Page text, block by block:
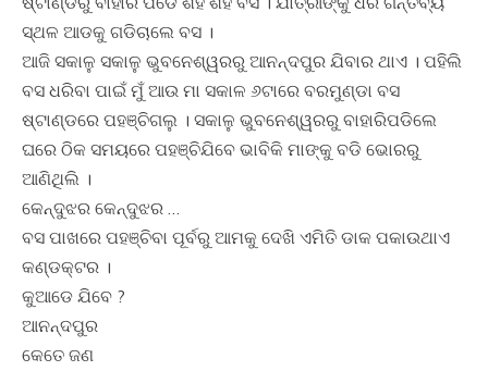
ସ୍ଥଳ ଆଡକୁ ଗଡିଚାଲେ ବସ ।
ଆଜି ସକାଳୁ ସକାଳୁ ଭୁବନେଶ୍ୱରରୁ ଆନନ୍ଦପୁର ଯିବାର ଥାଏ । ପହିଲି
ବସ ଧରିବା ପାଇଁ ମୁଁ ଆଉ ମା ସକାଳ ୬ଟାରେ ବରମୁଣ୍ଡା ବସ
ଷ୍ଟାଣ୍ଡରେ ପହଞ୍ଚିଗଲୁ । ସକାଳୁ ଭୁବନେଶ୍ୱରରୁ ବାହାରିପଡିଲେ
ଘରେ ଠିକ ସମୟରେ ପହଞ୍ଚିଯିବେ ଭାବିକି ମାଙ୍କୁ ବଡି ଭୋରରୁ
ଆଣିଥିଲି ।
କେନ୍ଦୁଝର କେନ୍ଦୁଝର …
ବସ ପାଖରେ ପହଞ୍ଚିବା ପୂର୍ବରୁ ଆମକୁ ଦେଖି ଏମିତି ଡାକ ପକାଉଥାଏ
କଣ୍ଡକ୍ଟର ।
କୁଆଡେ ଯିବେ ?
ଆନନ୍ଦପୁର
କେତେ ଜଣ